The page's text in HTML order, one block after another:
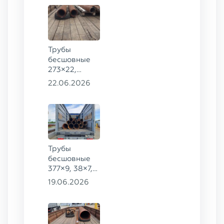
Трубы
бесшовные
273×22,
245×26,
22.06.2026
Трубы
бесшовные
377×9, 38×7,
38×8, 28×3,5,
133×12,
127×28,
19.06.2026